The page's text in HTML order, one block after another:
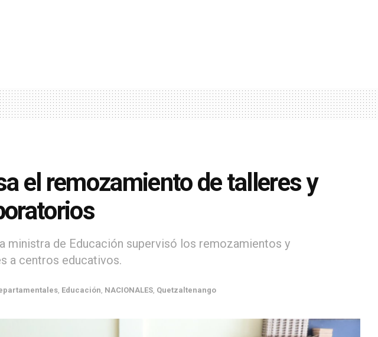
el remozamiento de talleres y
ministra de Educación supervisó los remozamientos y
a centros educativos.
Educación NACIONALES Quetzaltenango